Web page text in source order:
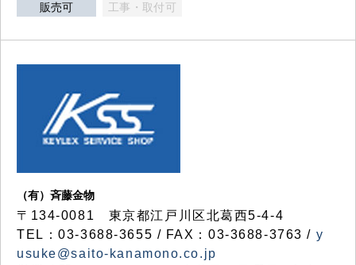
販売可 工事・取付可
（有）斉藤金物
〒134-0081 東京都江戸川区北葛西5-4-4
TEL：03-3688-3655 / FAX：03-3688-3763 / y
usuke@saito-kanamono.co.jp